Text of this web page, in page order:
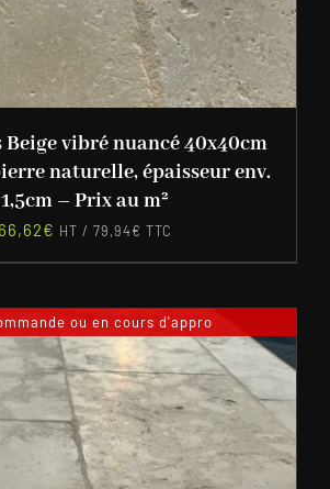
vibré nuancé 40x40cm
naturelle, épaisseur env.
1,5cm – Prix au m²
66,62€ HT / 79,94€ TTC
ou en cours d'appro